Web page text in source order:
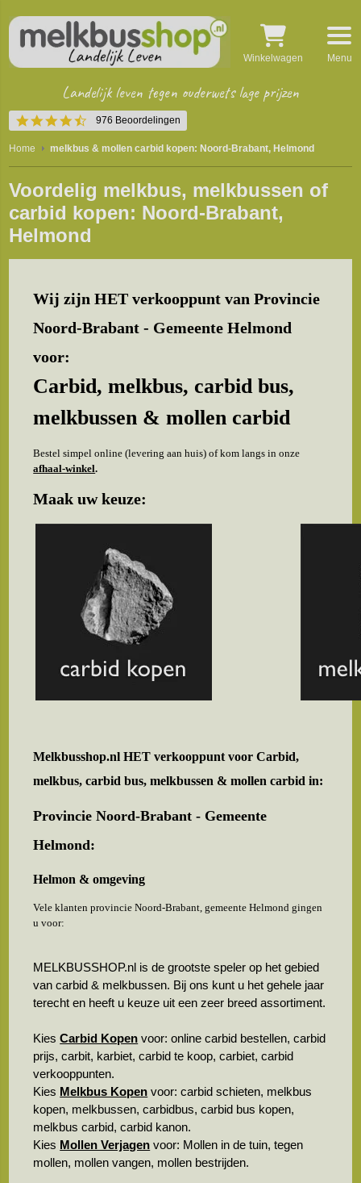
4.5
star
rating
976 Beoordelingen
Landelijk leven tegen ouderwets lage prijzen
Winkelwagen Menu
Home melkbus & mollen carbid kopen: Noord-Brabant, Helmond
Voordelig melkbus, melkbussen of
carbid kopen: Noord-Brabant,
Helmond
Wij zijn HET verkooppunt van Provincie
Noord-Brabant - Gemeente Helmond
voor:
Carbid, melkbus, carbid bus,
melkbussen & mollen carbid
Bestel simpel online (levering aan huis) of kom langs in onze
afhaal-winkel.
Maak uw keuze:
Melkbusshop.nl HET verkooppunt voorCarbid,
melkbus, carbid bus, melkbussen & mollen carbid in:
Provincie Noord-Brabant - Gemeente
Helmond:
Helmon & omgeving
Vele klanten provincie Noord-Brabant, gemeente Helmond gingen
u voor:
MELKBUSSHOP.nl is de grootste speler op het gebied
van carbid & melkbussen. Bij ons kunt u het gehele jaar
terecht en heeft u keuze uit een zeer breed assortiment.
KiesCarbid Kopen voor: online carbid bestellen, carbid
prijs, carbit, karbiet, carbid te koop, carbiet, carbid
verkooppunten.
Kies Melkbus Kopen voor: carbid schieten, melkbus
kopen, melkbussen, carbidbus, carbid bus kopen,
melkbus carbid, carbid kanon.
Kies Mollen Verjagen voor: Mollen in de tuin, tegen
mollen, mollen vangen, mollen bestrijden.